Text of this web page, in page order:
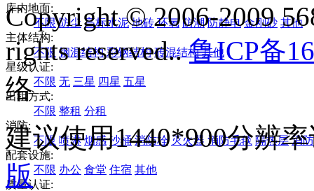
库内地面:
不限 防尘 高标水泥 地砖 环氧 防潮 防静电 金刚砂 其他
主体结构:
不限 钢混结构 彩钢结构 砖混结构 其他
星级认证:
不限 无 三星 四星 五星
出租方式:
不限 整租 分租
消防:
不限 喷淋 烟感 沙桶 消防栓 灭火器 消防毛毯 隔热层 消
配套设施:
不限 办公 食堂 住宿 其他
质量认证:
Copyright © 2006-2009
rights reserved..鲁ICP备
络
建议使用1440*900分辨
版